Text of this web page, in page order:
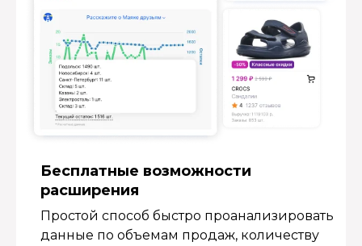
Бесплатные возмож­ности
расширения
Простой способ быстро проанализировать
данные по объемам продаж, количеству